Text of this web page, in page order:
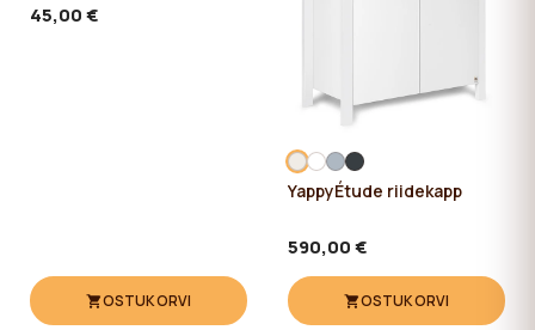
45,00 €
OSTUKORVI
YappyÉtude riidekapp
590,00 €
OSTUKORVI